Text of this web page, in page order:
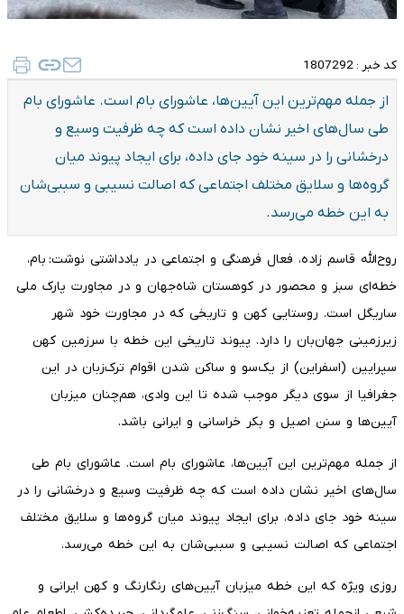
کد خبر : 1807292
از جمله مهم‌ترین این آیین‌ها، عاشورای بام است. عاشورای بام
طی سال‌های اخیر نشان‌ داده است که چه ظرفیت وسیع و
درخشانی را در سینه خود جای داده، برای ایجاد پیوند میان
گروه‌ها و سلایق مختلف اجتماعی که اصالت‌ نسیبی‌ و سببی‌شان
به این خطه می‌رسد.
روح‌الله قاسم زاده، فعال فرهنگی و اجتماعی در یادداشتی نوشت: بام،
خطه‌ای سبز و محصور در کوهستان شاه‌جهان و در مجاورت پارک ملی
ساریگل است. روستایی کهن و تاریخی که در مجاورت خود شهر
زیرزمینی جهان‌بان را دارد. پیوند تاریخی این خطه با سرزمین کهن
سپرایین (اسفراین) از یک‌سو و ساکن شدن اقوام ترک‌زبان در این
جغرافیا از سوی دیگر موجب شده تا این وادی، هم‌چنان میزبان
آیین‌ها و سنن اصیل و بکر خراسانی و ایرانی باشد.
از جمله مهم‌ترین این آیین‌ها، عاشورای بام است. عاشورای بام طی
سال‌های اخیر نشان‌ داده است که چه ظرفیت وسیع و درخشانی را در
سینه خود جای داده، برای ایجاد پیوند میان گروه‌ها و سلایق مختلف
اجتماعی که اصالت‌ نسیبی‌ و سببی‌شان به این خطه می‌رسد.
روزی ویژه که این خطه میزبان آیین‌های رنگارنگ و کهن ایرانی و